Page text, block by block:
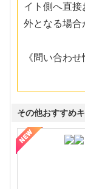
イト側へ直接
外となる場合
《問い合わ
その他おすすめ